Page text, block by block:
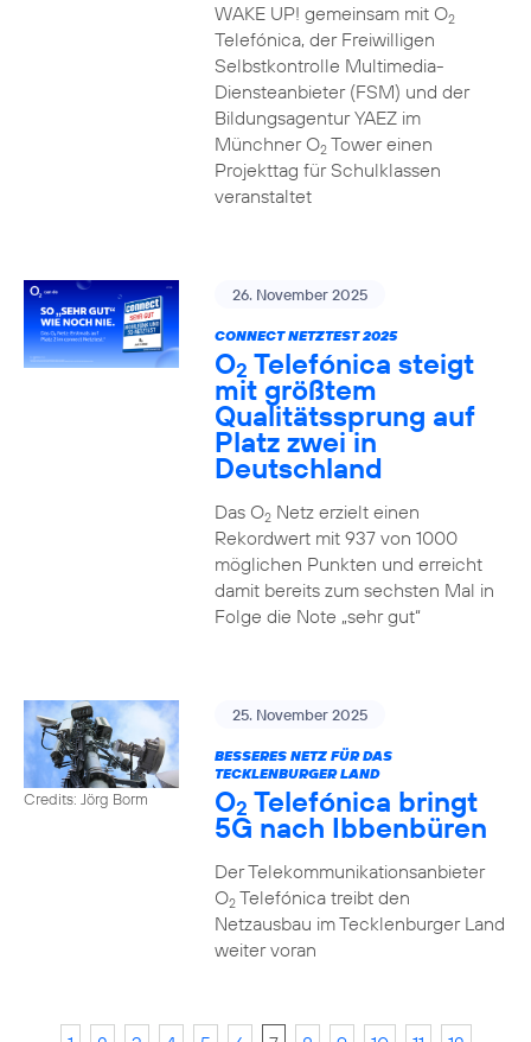
WAKE UP! gemeinsam mit O2
Telefónica, der Freiwilligen
Selbstkontrolle Multimedia-
Diensteanbieter (FSM) und der
Bildungsagentur YAEZ im
Münchner O2Tower einen
Projekttag für Schulklassen
veranstaltet
26. November 2025
CONNECT NETZTEST 2025
O2 Telefónica steigt
mit größtem
Qualitätssprung auf
Platz zwei in
Deutschland
Das O2Netz erzielt einen
Rekordwert mit 937 von 1000
möglichen Punkten und erreicht
damit bereits zum sechsten Mal in
Folge die Note „sehr gut“
Credits: Jörg Borm
25. November 2025
BESSERES NETZ FÜR DAS
TECKLENBURGER LAND
O2 Telefónica bringt
5G nach Ibbenbüren
Der Telekommunikationsanbieter
O2Telefónica treibt den
Netzausbau im Tecklenburger Land
weiter voran